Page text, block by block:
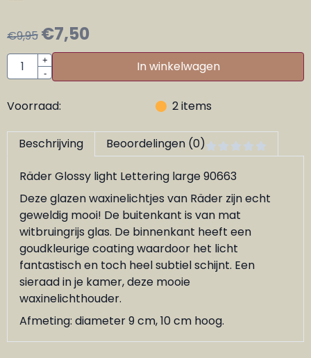
€9,95 €7,50
Aantal
+
-
In winkelwagen
Voorraad: 2items
Beschrijving Beoordelingen (0)
Räder Glossy light Lettering large 90663
Deze glazen waxinelichtjes van Räder zijn echt
geweldig mooi! De buitenkant is van mat
witbruingrijs glas. De binnenkant heeft een
goudkleurige coating waardoor het licht
fantastisch en toch heel subtiel schijnt. Een
sieraad in je kamer, deze mooie
waxinelichthouder.
Afmeting: diameter 9 cm, 10 cm hoog.